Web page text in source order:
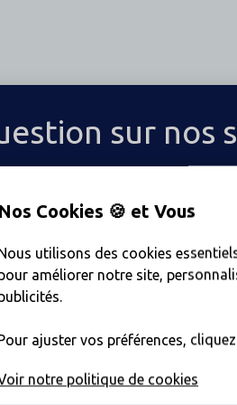
sur nos
nous par
au 02
de crédit
à la consommation sous forme
Nos Cookies 🍪 et Vous
utilisons des cookies
améliorer notre site,
ajuster vos préférences,
notre politique de cookies